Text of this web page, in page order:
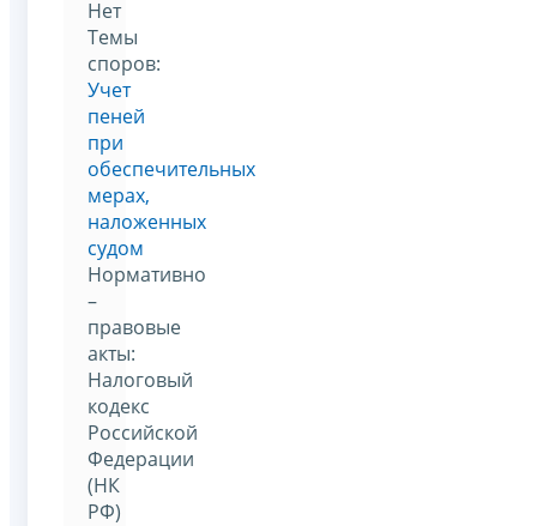
Нет
Темы
споров:
Учет
пеней
при
обеспечительных
мерах,
наложенных
судом
Нормативно
–
правовые
акты:
Налоговый
кодекс
Российской
Федерации
(НК
РФ)